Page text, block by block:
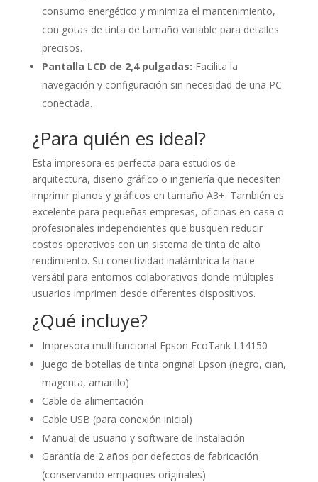
consumo energético y minimiza el mantenimiento,
con gotas de tinta de tamaño variable para detalles
precisos.
Pantalla LCD de 2,4 pulgadas: Facilita la
navegación y configuración sin necesidad de una PC
conectada.
¿Para quién es ideal?
Esta impresora es perfecta para estudios de
arquitectura, diseño gráfico o ingeniería que necesiten
imprimir planos y gráficos en tamaño A3+. También es
excelente para pequeñas empresas, oficinas en casa o
profesionales independientes que busquen reducir
costos operativos con un sistema de tinta de alto
rendimiento. Su conectividad inalámbrica la hace
versátil para entornos colaborativos donde múltiples
usuarios imprimen desde diferentes dispositivos.
¿Qué incluye?
Impresora multifuncional Epson EcoTank L14150
Juego de botellas de tinta original Epson (negro, cian,
magenta, amarillo)
Cable de alimentación
Cable USB (para conexión inicial)
Manual de usuario y software de instalación
Garantía de 2 años por defectos de fabricación
(conservando empaques originales)